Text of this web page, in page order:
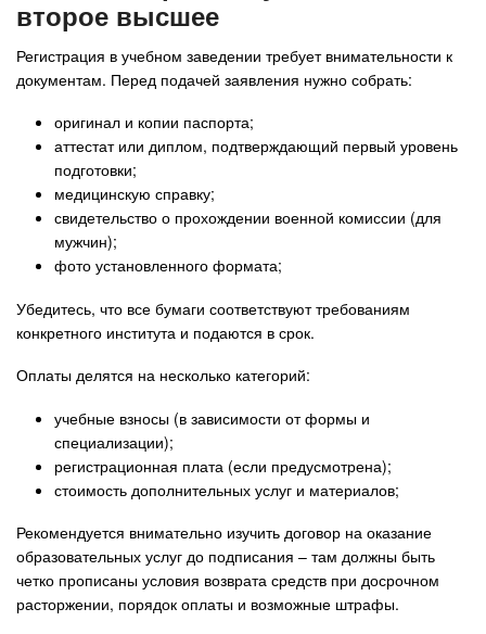
второе высшее
Регистрация в учебном заведении требует внимательности к
документам. Перед подачей заявления нужно собрать:
оригинал и копии паспорта;
аттестат или диплом, подтверждающий первый уровень
подготовки;
медицинскую справку;
свидетельство о прохождении военной комиссии (для
мужчин);
фото установленного формата;
Убедитесь, что все бумаги соответствуют требованиям
конкретного института и подаются в срок.
Оплаты делятся на несколько категорий:
учебные взносы (в зависимости от формы и
специализации);
регистрационная плата (если предусмотрена);
стоимость дополнительных услуг и материалов;
Рекомендуется внимательно изучить договор на оказание
образовательных услуг до подписания – там должны быть
четко прописаны условия возврата средств при досрочном
расторжении, порядок оплаты и возможные штрафы.